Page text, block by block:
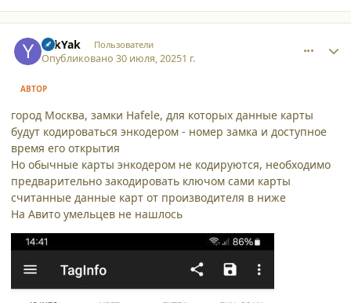
YakYak Пользователи
Опубликовано30 июля, 20251 г.
АВТОР
город Москва, замки Hafele, для которых данные карты
будут кодироваться энкодером - номер замка и доступное
время его открытия
Но обычные карты энкодером не кодируются, необходимо
предварительно закодировать ключом сами карты
считанные данные карт от производителя в ниже
На Авито умельцев не нашлось